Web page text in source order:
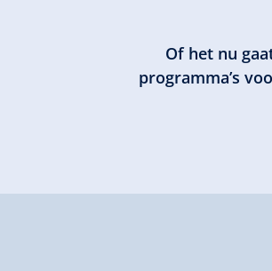
Of het nu
programma’s